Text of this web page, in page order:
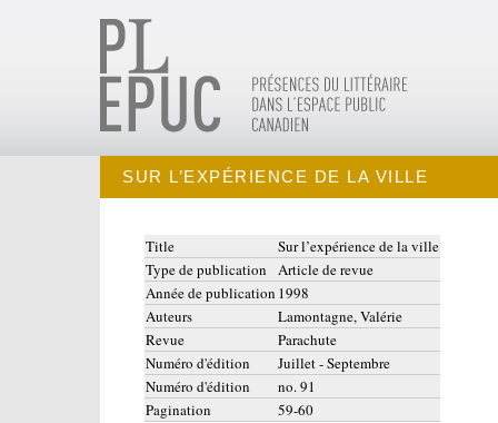
SUR L’EXPÉRIENCE DE LA VILLE
Title
Sur l’expérience de la ville
Type de publication
Article de revue
Année de publication 1998
Auteurs
Lamontagne, Valérie
Revue
Parachute
Numéro d'édition
Juillet - Septembre
Numéro d'édition
no. 91
Pagination
59-60